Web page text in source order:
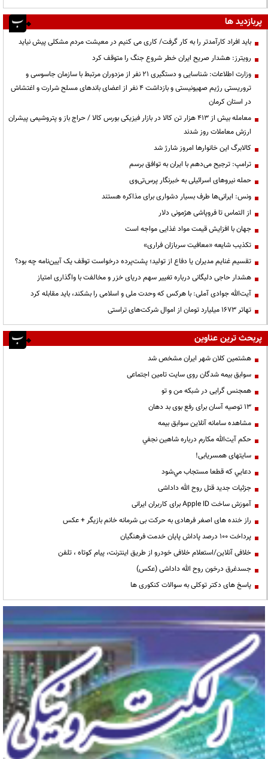
پربازدید ها
باید افراد کارآمدتر را به کار گرفت/ کاری می کنیم در معیشت مردم مشکلی پیش نیاید
رویترز: هشدار صریح ایران خطر شروع جنگ را متوقف کرد
وزارت اطلاعات: شناسایی و دستگیری ۲۱ نفر از مزدوران مرتبط با سازمان جاسوسی و
تروریستی رژیم صهیونیستی و بازداشت ۴ نفر از اعضای باندهای مسلح شرارت و اغتشاش
در استان کرمان
معامله بیش از ۴۱۳ هزار تن کالا در بازار فیزیکی بورس کالا / حراج باز و پتروشیمی پیشران
ارزش معاملات روز شدند
کالابرگ این خانوارها امروز شارژ شد
ترامپ: ترجیح می‌دهم با ایران به توافق برسم
حمله نیروهای اسرائیلی به خبرنگار پرس‌تی‌وی
ونس: ایرانی‌ها طرف بسیار دشواری برای مذاکره هستند
از التماس تا فروپاشی هژمونی دلار
جهان با افزایش قیمت مواد غذایی مواجه است
تکذیب شایعه «معافیت سربازان فراری»
تقسیم غنایم مدیران یا دفاع از تولید؛ پشت‌پرده درخواست توقف یک آیین‌نامه چه بود؟
هشدار حاجی دلیگانی درباره تغییر سهم دریای خزر و مخالفت با واگذاری امتیاز
آیت‌الله جوادی آملی: با هرکس که وحدت ملی و اسلامی را بشکند، باید مقابله کرد
تهاتر ۱۶۷۳ میلیارد تومان از اموال شرکت‌های تراستی
پربحث ترین عناوین
هشتمین کلان شهر ایران مشخص شد
سوابق بیمه شدگان روی سایت تامین اجتماعی
همجنس گرایی در شبکه من و تو
13 توصیه آسان برای رفع بوی بد دهان
مشاهده سامانه آنلاين سوابق بیمه
حكم آيت‌الله مكارم درباره شاهين نجفي
سایتهای همسریابی!
دعايي كه قطعا مستجاب مي‌شود
جزئیات جدید قتل روح الله داداشی
آموزش ساخت Apple ID برای کاربران ایرانی
راز خنده های اصغر فرهادی به حرکت بی شرمانه خانم بازیگر + عکس
پرداخت ۱۰۰ درصد پاداش پایان خدمت فرهنگیان
خلافی آنلاین/استعلام خلافی خودرو از طریق اینترنت، پیام کوتاه ، تلفن
جسدغرق درخون روح الله داداشی (عکس)
پاسخ های دکتر توکلی به سوالات کنکوری ها